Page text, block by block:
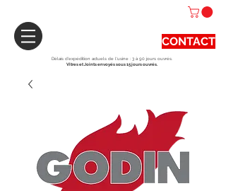
CONTACT
Délais d'expédition actuels de l'usine : 3 à 90 jours ouvrés.
Vitres et Joints envoyés sous 15 jours ouvrés.